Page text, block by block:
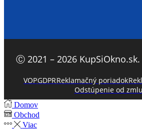
Ⓒ 2021 – 2026 KupSiOkno.sk.
VOPGDPRReklamačný poriadok
Odstúpenie od
Domov
Obchod
Viac